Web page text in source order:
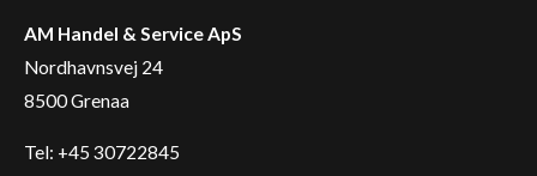
AM Handel & Service ApS
Nordhavnsvej 24
8500 Grenaa
Tel: +45 30722845